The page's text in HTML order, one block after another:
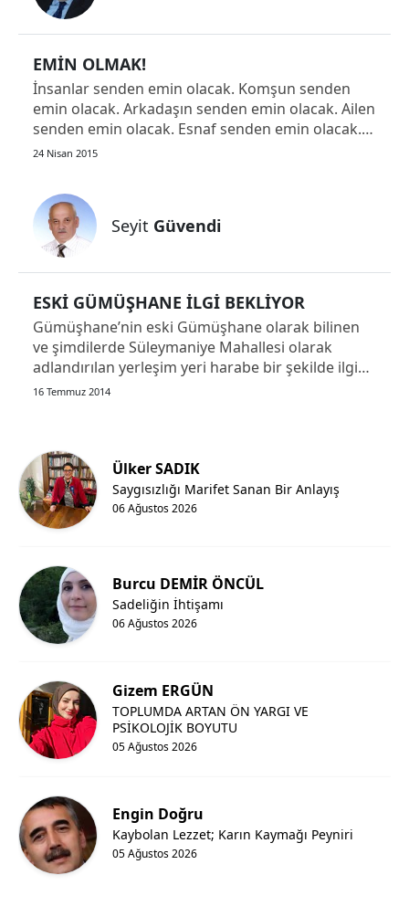
Sakarya
Samsun
Tekirdağ
Trabzon
Zonguldak
Kırıkkale
Bartın
EMİN OLMAK!
İnsanlar senden emin olacak. Komşun senden
emin olacak. Arkadaşın senden emin olacak. Ailen
senden emin olacak. Esnaf senden emin olacak.
İş arkadaşların senden emin olacak. Patronun
Muhtar, aza, vekil senden emin olacak. Öğretmen,
öğrenci senden...
24 Nisan 2015
Seyit Güvendi
ESKİ GÜMÜŞHANE İLGİ BEKLİYOR
Gümüşhane’nin eski Gümüşhane olarak bilinen
ve şimdilerde Süleymaniye Mahallesi olarak
adlandırılan yerleşim yeri harabe bir şekilde ilgi
bekliyor. Doğankent Süttaşı Mahallesi Deregözü
ziyaretimiz sırasında ilgimizi çeken d...
16 Temmuz 2014
Ülker SADIK
06 Ağustos 2026
Saygısızlığı Marifet Sanan Bir Anlayış
Burcu DEMİR ÖNCÜL
06 Ağustos 2026
Sadeliğin İhtişamı
Gizem ERGÜN
05 Ağustos 2026
TOPLUMDA ARTAN ÖN YARGI VE
PSİKOLOJİK BOYUTU
Engin Doğru
05 Ağustos 2026
Kaybolan Lezzet; Karın Kaymağı Peyniri